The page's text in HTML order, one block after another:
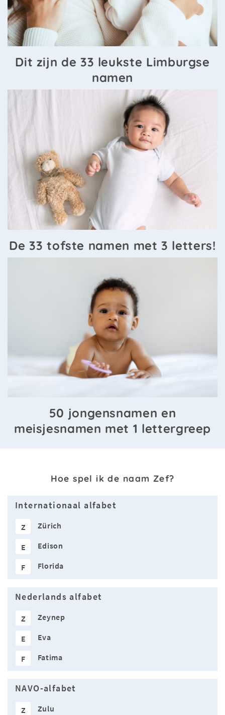
Dit zijn de 33 leukste Limburgse
namen
De 33 tofste namen met 3 letters!
50 jongensnamen en
meisjesnamen met 1 lettergreep
Hoe spel ik de naam Zef?
Internationaal alfabet
Z Zürich
E Edison
F Florida
Nederlands alfabet
Z Zeynep
E Eva
F Fatima
NAVO-alfabet
Z Zulu